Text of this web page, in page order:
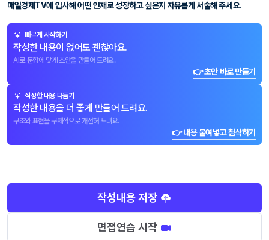
매일경제TV에 입사해 어떤 인재로 성장하고 싶은지 자유롭게 서술해 주세요.
빠르게 시작하기
작성한 내용이 없어도 괜찮아요.
AI로 문항에 맞게 초안을 만들어 드려요.
👉 초안 바로 만들기
작성한 내용 다듬기
작성한 내용을 더 좋게 만들어 드려요.
구조와 표현을 구체적으로 개선해 드려요.
👉 내용 붙여넣고 첨삭하기
작성내용 저장
면접연습 시작